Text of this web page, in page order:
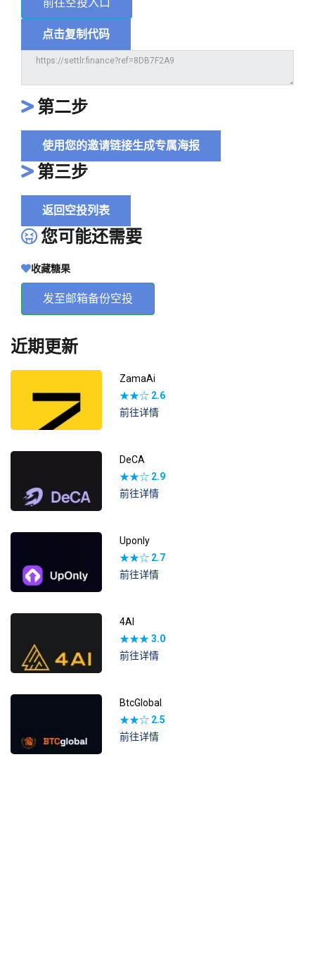
点击复制代码
第二步
使用您的邀请链接生成专属海报
第三步
返回空投列表
您可能还需要
收藏糖果
发至邮箱备份空投
近期更新
ZamaAi
★★☆ 2.6
前往详情
DeCA
★★☆ 2.9
前往详情
Uponly
★★☆ 2.7
前往详情
4AI
★★★3.0
前往详情
BtcGlobal
★★☆ 2.5
前往详情